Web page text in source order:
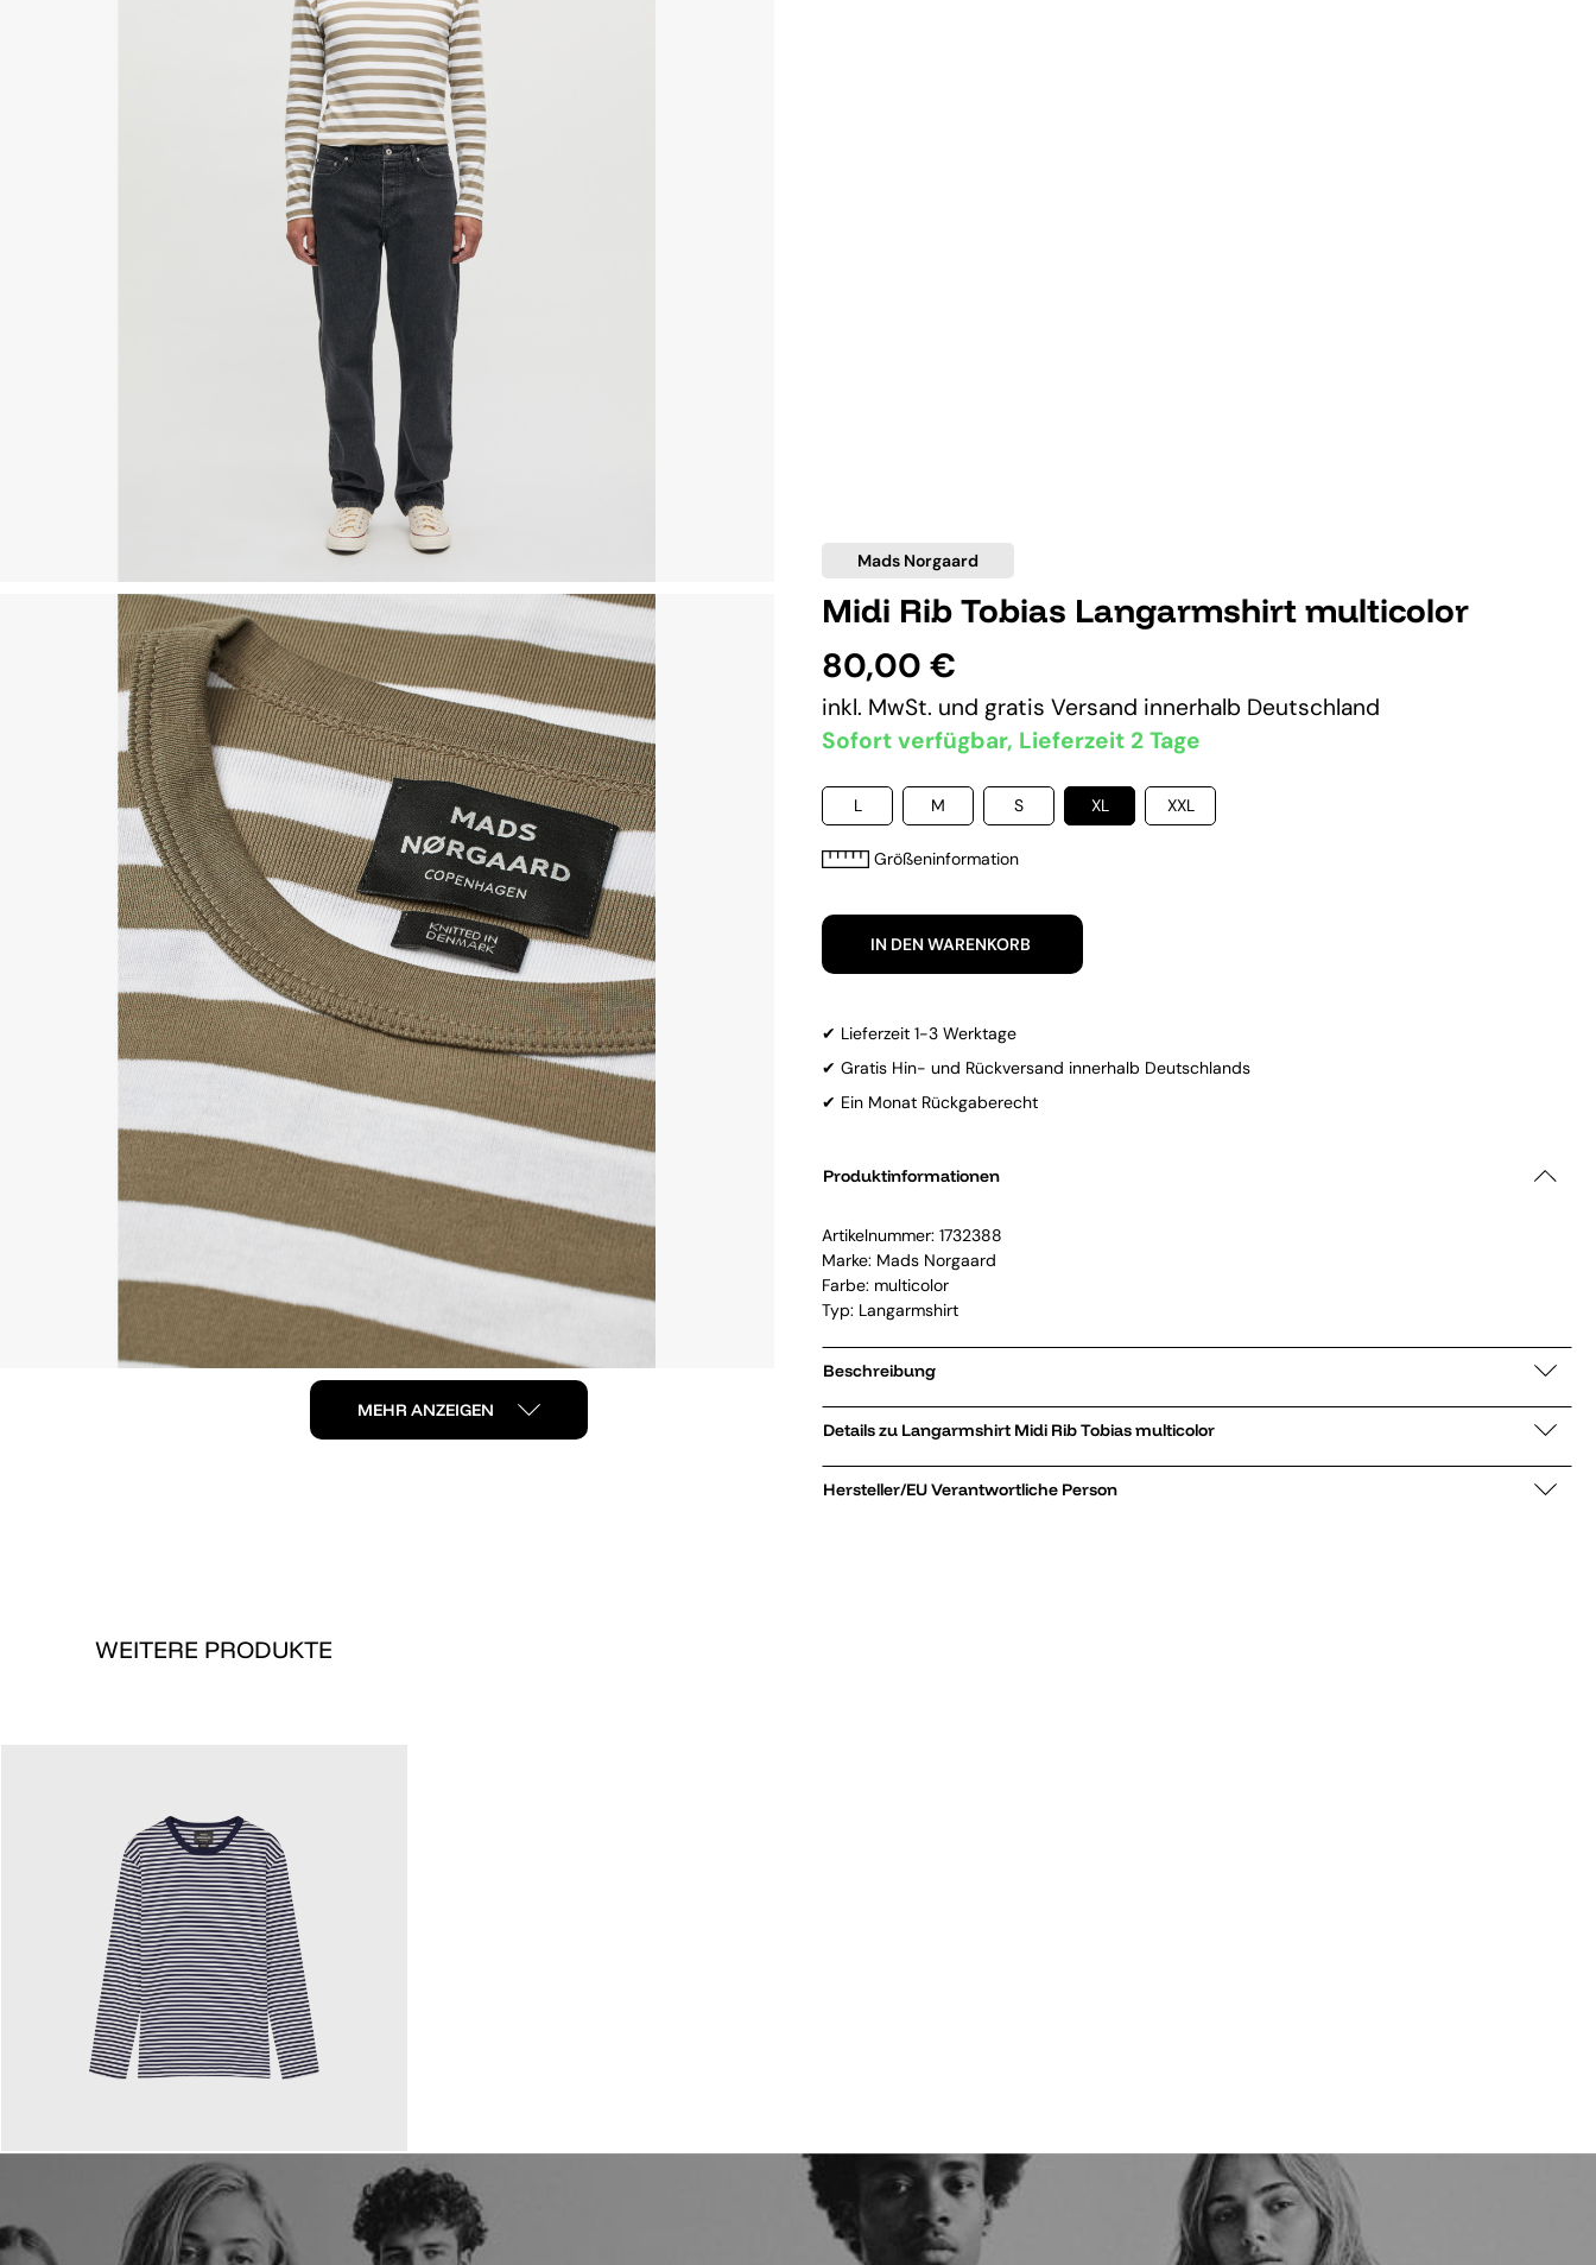
MEHR ANZEIGEN
Mads Norgaard
Midi Rib Tobias Langarmshirt multicolor
80,00 €
inkl. MwSt. und gratis Versand innerhalb Deutschland
Sofort verfügbar, Lieferzeit 2 Tage
L M S XL XXL
Größeninformation
IN DEN WARENKORB
✔ Lieferzeit 1-3 Werktage
✔ Gratis Hin- und Rückversand innerhalb Deutschlands
✔ Ein Monat Rückgaberecht
Produktinformationen
Artikelnummer: 1732388
Marke: Mads Norgaard
Farbe: multicolor
Typ: Langarmshirt
Beschreibung
Details zu Langarmshirt Midi Rib Tobias multicolor
Hersteller/EU Verantwortliche Person
WEITERE PRODUKTE